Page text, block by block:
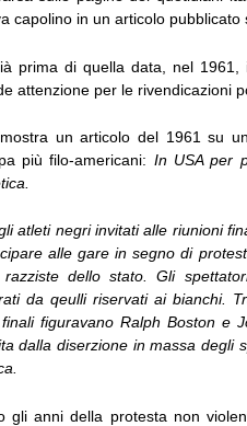
capolino in un articolo pubblicato
prima di quella data, nel 1961,
attenzione per le rivendicazioni
un articolo del 1961 su
più filo-americani: In USA per
atleti negri invitati alle riunioni
alle gare in segno di
razziste dello stato. Gli
da qeulli riservati ai bianchi.
figuravano Ralph Boston e
dalla diserzione in massa degli
gli anni della protesta non